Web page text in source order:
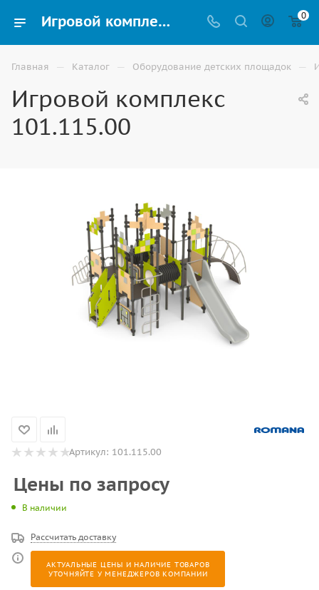
Игровой комплекс 101.115.00 купить для улицы в Астрахани 0
Главная — Каталог — Оборудование детских площадок —
Игровой комплекс
101.115.00
Артикул: 101.115.00
Цены по запросу
В наличии
Рассчитать доставку
АКТУАЛЬНЫЕ ЦЕНЫ И НАЛИЧИЕ ТОВАРОВ
УТОЧНЯЙТЕ У МЕНЕДЖЕРОВ КОМПАНИИ